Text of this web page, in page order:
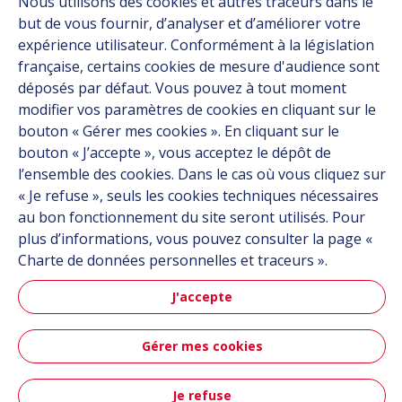
Carrière
Contact
Suivez-nous
Linkedin
Instagram
Tous les sites Hutchinson
Groupe Hutchinson
Automobile
Accessibilité : partiellement conforme
but de vous fournir, d’analyser et d’améliorer votre
expérience utilisateur. Conformément à la législation
française, certains cookies de mesure d'audience sont
déposés par défaut. Vous pouvez à tout moment
modifier vos paramètres de cookies en cliquant sur le
bouton « Gérer mes cookies ». En cliquant sur le
bouton « J’accepte », vous acceptez le dépôt de
l’ensemble des cookies. Dans le cas où vous cliquez sur
« Je refuse », seuls les cookies techniques nécessaires
au bon fonctionnement du site seront utilisés. Pour
plus d’informations, vous pouvez consulter la page «
Charte de données personnelles et traceurs ».
J'accepte
Gérer mes cookies
Je refuse